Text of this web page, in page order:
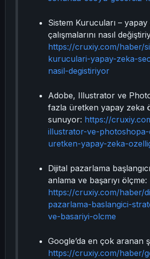
Sistem Kurucuları – yapay
çalışmalarını nasıl
https://cruxiy.com/haber/
kuruculari-yapay-zeka-
nasil-degistiriyor
Adobe, Illustrator ve
fazla üretken yapay zeka
sunuyor: https://
illustrator-ve-
uretken-yapay-zeka-
Dijital pazarlama
anlama ve başarıyı ölçme:
https://cruxiy.com/haber/
pazarlama-baslangici-
ve-basariyi-olcme
Google’da en çok aranan
https://cruxiy.com/haber/